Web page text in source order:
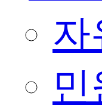
자